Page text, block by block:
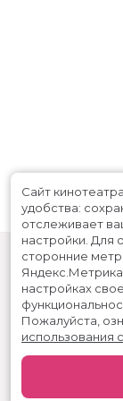
Скоро в кино
Сайт
удобства:
отслеживает
настройки. Для
сторонние
Яндекс.Метрика.
настройках
Пожалуйста,
использования